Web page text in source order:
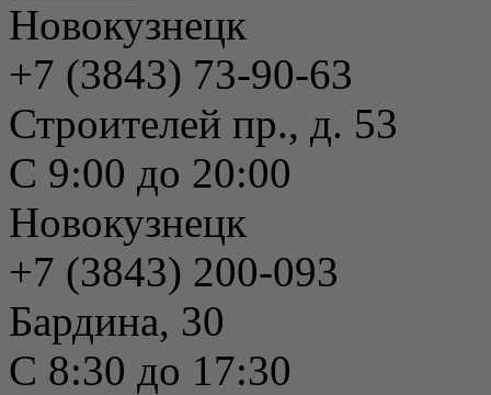
Новокузнецк
+7 (3843) 73-90-63
Строителей пр., д. 53
С 9:00 до 20:00
Новокузнецк
+7 (3843) 200-093
Бардина, 30
С 8:30 до 17:30